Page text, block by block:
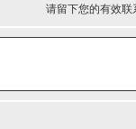
请留下您的有效